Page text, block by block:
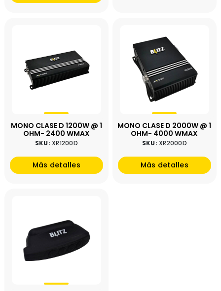
MONO CLASE D 1200W @ 1
OHM- 2400 WMAX
SKU:XR1200D
Más detalles
MONO CLASE D 2000W @ 1
OHM- 4000 WMAX
SKU:XR2000D
Más detalles